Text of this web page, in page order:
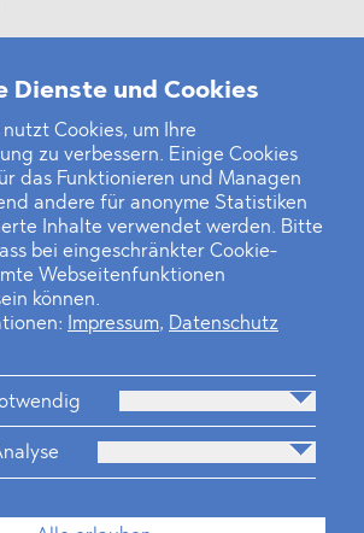
Dienste und Cookies
Cookies, um Ihre
zu verbessern. Einige Cookies
das Funktionieren und Managen
andere für anonyme Statistiken
Inhalte verwendet werden. Bitte
bei eingeschränkter Cookie-
Webseitenfunktionen
können.
Impressum, Datenschutz